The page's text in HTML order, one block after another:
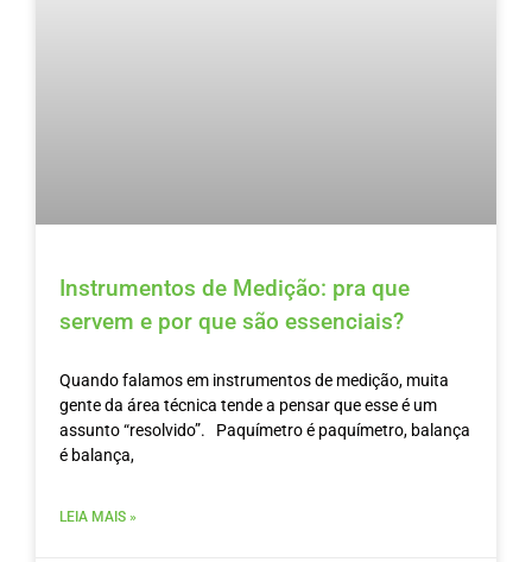
Instrumentos de Medição: pra que
servem e por que são essenciais?
Quando falamos em instrumentos de medição, muita
gente da área técnica tende a pensar que esse é um
assunto “resolvido”. Paquímetro é paquímetro, balança
é balança,
LEIA MAIS »